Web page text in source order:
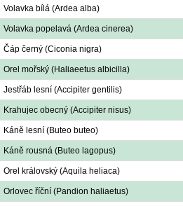
Volavka bílá (Ardea alba)
Volavka popelavá (Ardea cinerea)
Čáp černý (Ciconia nigra)
Orel mořský (Haliaeetus albicilla)
Jestřáb lesní (Accipiter gentilis)
Krahujec obecný (Accipiter nisus)
Káně lesní (Buteo buteo)
Káně rousná (Buteo lagopus)
Orel královský (Aquila heliaca)
Orlovec říční (Pandion haliaetus)